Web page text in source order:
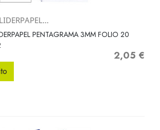
PENTAGRAMA 3MM FOLIO 20
Precio
2,05 €